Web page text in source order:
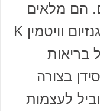
הם מלאים
בחומרי הזנה פיטו, ברזל, מגנזיום וויטמין K
בריאות
בצורה
לעצמות